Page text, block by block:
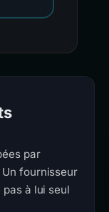
par
fournisseur
à lui seul